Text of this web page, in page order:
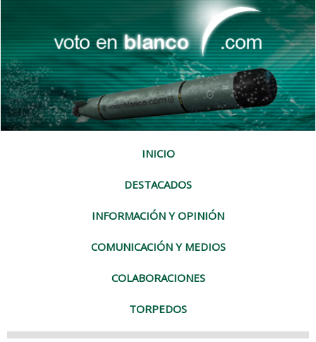
INICIO
DESTACADOS
INFORMACIÓN Y OPINIÓN
COMUNICACIÓN Y MEDIOS
COLABORACIONES
TORPEDOS